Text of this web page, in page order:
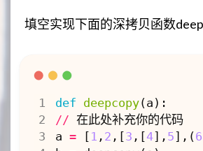
填空实现下面的深拷贝函数
def deepcopy(a ):
// 在此处补充你的代码
a = [ 1 , 2 ,[3 ,[4], 5],(6